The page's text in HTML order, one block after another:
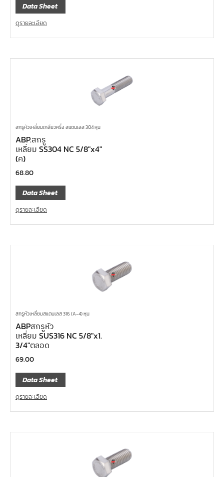
Data Sheet
ดูรายละเอียด
สกรูหัวเหลี่ยมเกลียวครึ่ง สแตนเลส 304 หุน
ABP.สกรู
เหลี่ยม SS304 NC 5/8″x4″
(ค)
68.80
Data Sheet
ดูรายละเอียด
สกรูหัวเหลี่ยมสแตนเลส 316 (A-4) หุน
ABPสกรูหัว
เหลี่ยม SUS316 NC 5/8″x1.
3/4″ตลอด
69.00
Data Sheet
ดูรายละเอียด